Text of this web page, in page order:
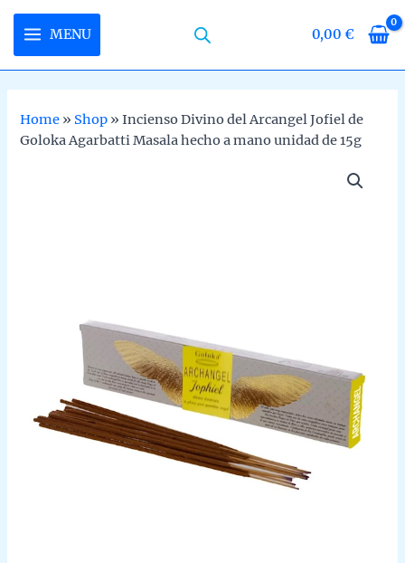
content
MENU 0,00€
Home » Shop »Incienso Divino del Arcangel Jofiel de
Goloka Agarbatti Masala hecho a mano unidad de 15g